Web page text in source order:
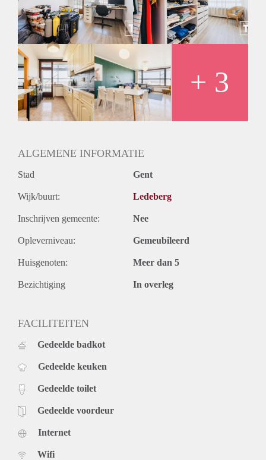
- Grote gemeenschappelijke lichte living
- Volledig uitgeruste keuken
- Badkot en apart toilet
- Groot hoekterras
Beschikbare koten:
- Slaapkot van 16 m²: €625 inclusief alle kosten
- Slaapkot van 12 m²: €495 inclusief alle kosten+ 3
ALGEMENE INFORMATIE
Stad Gent
Wijk/buurt: Ledeberg
Inschrijven gemeente: Nee
Opleverniveau: Gemeubileerd
Huisgenoten: Meer dan 5
Bezichtiging In overleg
FACILITEITEN
Gedeelde badkot
Gedeelde keuken
Gedeelde toilet
Gedeelde voordeur
Internet
Wifi